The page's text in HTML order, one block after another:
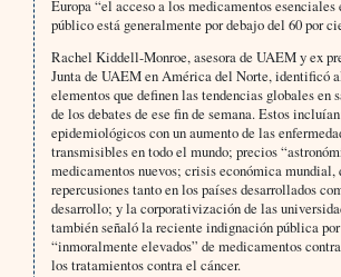
Europa “el acceso a los medicamentos esenciales
público está generalmente por debajo del 60 por
Rachel Kiddell-Monroe, asesora de UAEM y ex
Junta de UAEM en América del Norte, identificó
elementos que definen las tendencias globales en
de los debates de ese fin de semana. Estos
epidemiológicos con un aumento de las
transmisibles en todo el mundo; precios
medicamentos nuevos; crisis económica mundial,
repercusiones tanto en los países desarrollados
desarrollo; y la corporativización de las
también señaló la reciente indignación pública
“inmoralmente elevados” de medicamentos
los tratamientos contra el cáncer.